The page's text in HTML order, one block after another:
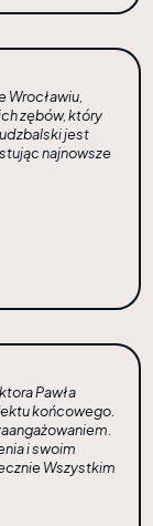
Wrocławiu,
zębów, który
jest
najnowsze
Pawła
końcowego.
i swoim
Wszystkim